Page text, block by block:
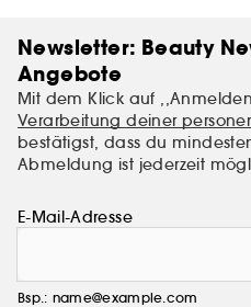
HIMMEL spiegelt die Tiefe
Kaulitz wider.
Newsletter: Beauty
Angebote
Mit dem Klick auf
Verarbeitung deiner
bestätigst, dass du
Abmeldung ist jederzeit
E-Mail-Adresse
Bsp.: name@example.com